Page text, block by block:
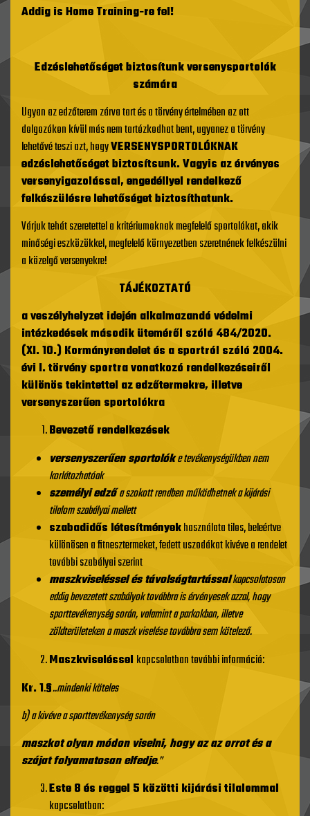
Addig is Home Training-re fel!
Edzéslehetőséget biztosítunk versenysportolók
számára
Ugyan az edzőterem zárva tart és a törvény értelmében az ott
dolgozókon kívül más nem tartózkodhat bent, ugyanez a törvény
lehetővé teszi azt, hogyVERSENYSPORTOLÓKNAK
edzéslehetőséget biztosítsunk. Vagyis az érvényes
versenyigazolással, engedéllyel rendelkező
felkészülésre lehetőséget biztosíthatunk.
Várjuk tehát szeretettel a kritériumoknak megfelelő sportolókat, akik
minőségi eszközökkel, megfelelő környezetben szeretnének felkészülni
a közelgő versenyekre!
TÁJÉKOZTATÓ
a veszélyhelyzet idején alkalmazandó védelmi
intézkedések második üteméről szóló 484/2020.
(XI. 10.) Kormányrendelet és a sportról szóló 2004.
évi I. törvény sportra vonatkozó rendelkezéseiről
különös tekintettel az edzőtermekre, illetve
versenyszerűen sportolókra
Bevezető rendelkezések
versenyszerűen sportolóke tevékenységükben nem
korlátozhatóak
személyi edzőa szokott rendben működhetnek a kijárási
tilalom szabályai mellett
szabadidős létesítményekhasználata tilos, beleértve
különösen a fitnesztermeket, fedett uszodákat kivéve a rendelet
további szabályai szerint
maszkviseléssel és távolságtartássalkapcsolatosan
eddig bevezetett szabályok továbbra is érvényesek azzal, hogy
sporttevékenység során, valamint a parkokban, illetve
zöldterületeken a maszk viselése továbbra sem kötelező.
Maszkviseléssel kapcsolatban további információ:
Kr. 1.§..mindenki köteles
b) akivéve a sporttevékenység során
maszkot olyan módon viselni, hogy az az orrot és a
szájat folyamatosan elfedje.”
Este 8 és reggel 5 közötti kijárási tilalommal
kapcsolatban: